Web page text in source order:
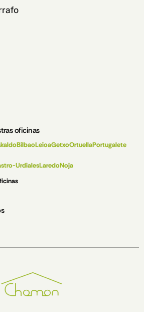
oficinas
BilbaoLeioaGetxoOrtuellaPortugalete
UrdialesLaredoNoja